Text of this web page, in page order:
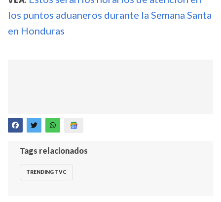
los puntos aduaneros durante la Semana Santa
en Honduras
Tags relacionados
TRENDING TVC